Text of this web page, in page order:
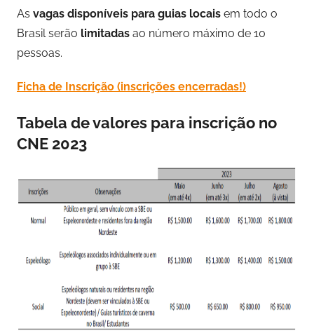
As vagas disponíveis para guias locais em todo o
Brasil serão limitadas ao número máximo de 10
pessoas.
Ficha de Inscrição (inscrições encerradas!)
Tabela de valores para inscrição no
CNE 2023